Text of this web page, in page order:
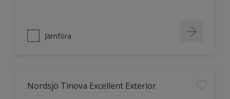
Jämföra
Nordsjö Tinova Excellent Exterior